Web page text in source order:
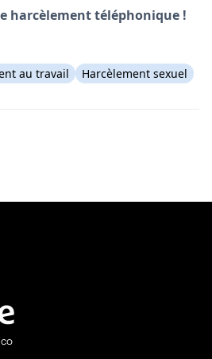
harcèlement téléphonique !
au travail Harcèlement sexuel